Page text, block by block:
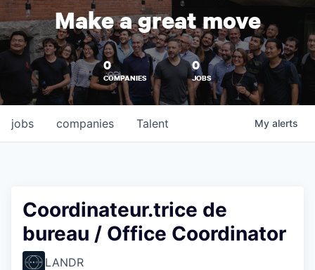
Make a great move
0
COMPANIES
0
JOBS
jobs companies Talent My alerts
Coordinateur.trice de
bureau / Office Coordinator
LANDR